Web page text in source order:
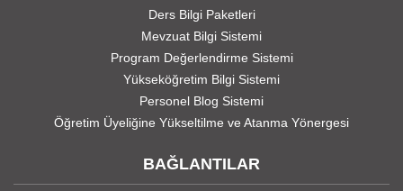
Ders Bilgi Paketleri
Mevzuat Bilgi Sistemi
Program Değerlendirme Sistemi
Yükseköğretim Bilgi Sistemi
Personel Blog Sistemi
Öğretim Üyeliğine Yükseltilme ve Atanma Yönergesi
BAĞLANTILAR